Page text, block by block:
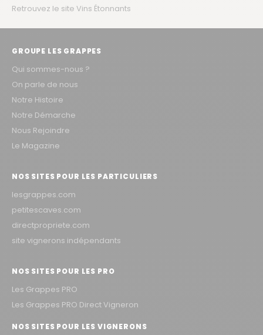
Retrouvez le site Vins Étonnants
GROUPE LES GRAPPES
Qui sommes-nous ?
On parle de nous
Notre Histoire
Notre Démarche
Nous Rejoindre
Le Magazine
NOS SITES POUR LES PARTICULIERS
lesgrappes.com
petitescaves.com
directpropriete.com
site vignerons indépendants
NOS SITES POUR LES PRO
Les Grappes PRO
Les Grappes PRO Direct Vigneron
NOS SITES POUR LES VIGNERONS